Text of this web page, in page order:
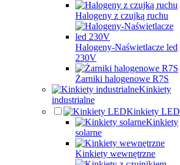
Halogeny z czujką ruchu
Halogeny-Naświetlacze led
230V
Żarniki halogenowe R7S
Kinkiety
industrialne
Kinkiety LED
Kinkiety
solarne
Kinkiety wewnętrzne